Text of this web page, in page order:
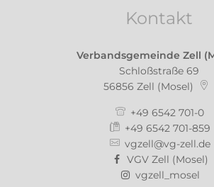
Kontakt
Verbandsgemeinde Zell
Schloßstraße 69
56856 Zell (Mosel)
+49 6542 701-0
+49 6542 701-859
vgzell@vg-zell.de
VGV Zell (Mosel)
vgzell_mosel